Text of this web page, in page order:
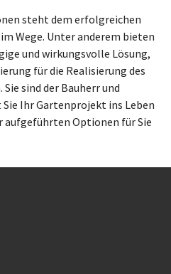
steht dem erfolgreichen
Wege. Unter anderem bieten
und wirkungsvolle Lösung,
für die Realisierung des
sind der Bauherr und
Ihr Gartenprojekt ins Leben
aufgeführten Optionen für Sie